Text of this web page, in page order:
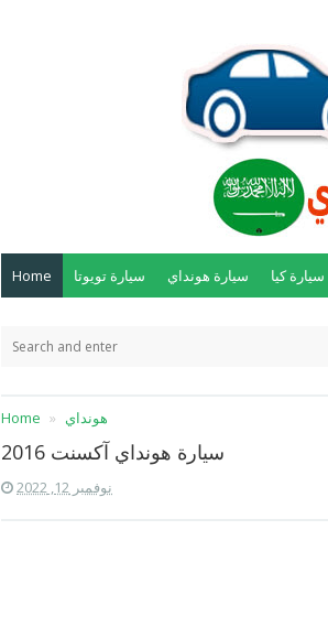
Home سيارة تويوتا سيارة هونداي سيارة كيا
Home هونداي
سيارة هونداي آكسنت 2016
نوفمبر 12, 2022